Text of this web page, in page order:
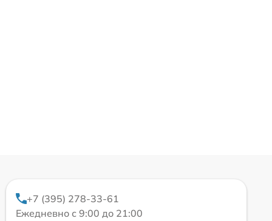
+7 (395) 278-33-61
Ежедневно с 9:00 до 21:00